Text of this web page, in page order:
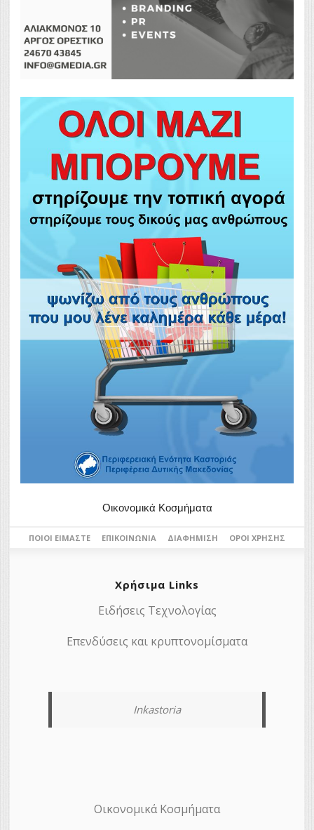
Οικονομικά Κοσμήματα
ΠΟΙΟΙ ΕΊΜΑΣΤΕ ΕΠΙΚΟΙΝΩΝΊΑ ΔΙΑΦΉΜΙΣΗ ΌΡΟΙ ΧΡΉΣΗΣ
Χρήσιμα Links
Ειδήσεις Τεχνολογίας
Επενδύσεις και κρυπτονομίσματα
Inkastoria
Οικονομικά Κοσμήματα